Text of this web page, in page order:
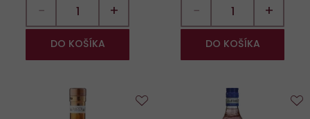
− +
DO KOŠÍKA
− +
DO KOŠÍKA